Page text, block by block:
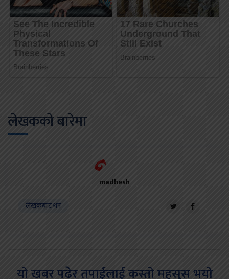
लेखकको बारेमा
madhesh
लेखकबाट थप
यो खबर पढेर तपाईलाई कस्तो महसुस भयो